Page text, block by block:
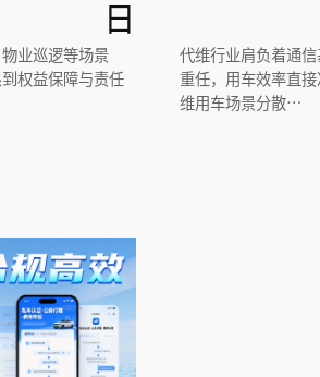
日
业巡逻等场景
权益保障与责任
代维行业肩负着通
重任，用车效率直
维用车场景分散…